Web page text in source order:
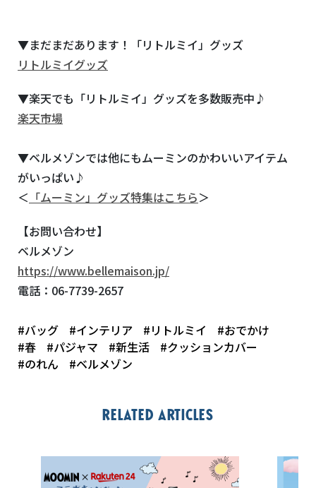
▼まだまだあります！「リトルミイ」グッズ
リトルミイグッズ
▼楽天でも「リトルミイ」グッズを多数販売中♪
楽天市場
▼ベルメゾンでは他にもムーミンのかわいいアイテム
がいっぱい♪
＜ 「ムーミン」グッズ特集はこちら＞
【お問い合わせ】
ベルメゾン
https://www.bellemaison.jp/
電話： 06-7739-2657
#バッグ #インテリア #リトルミイ
#おでかけ
#春
#パジャマ #新生活
#クッションカバー
#のれん
#ベルメゾン
Related articles